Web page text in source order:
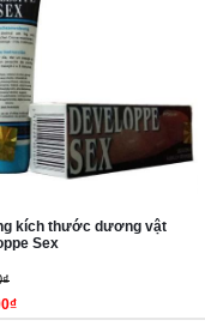
kích thước dương vật
Sex